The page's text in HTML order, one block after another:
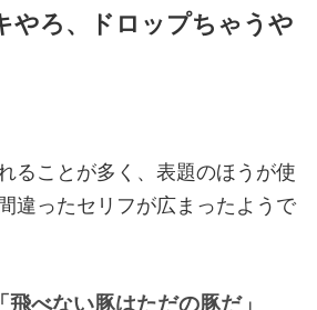
やろ、ドロップちゃうや
ることが多く、表題のほうが使
違ったセリフが広まったようで
べない豚はただの豚だ」